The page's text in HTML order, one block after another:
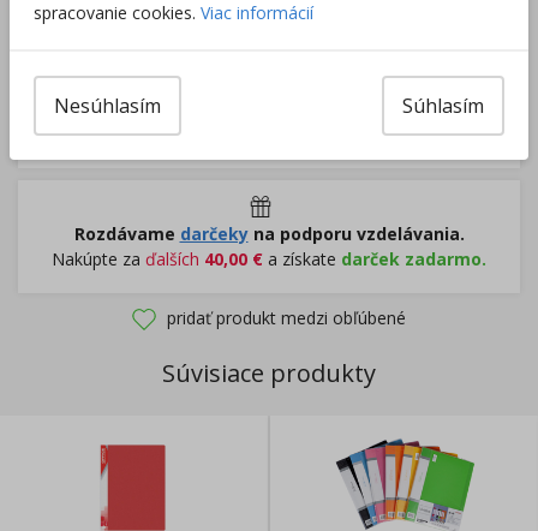
€
dopravu zadarmo.
Rozdávame darčeky na podporu vzdelávania.
Nakúpte za ďalších 40,00 € a získate darček zadarmo.
pridať produkt medzi obľúbené
Súvisiace produkty
spracovanie cookies. Viac informácií
Súhlasím
Nesúhlasím